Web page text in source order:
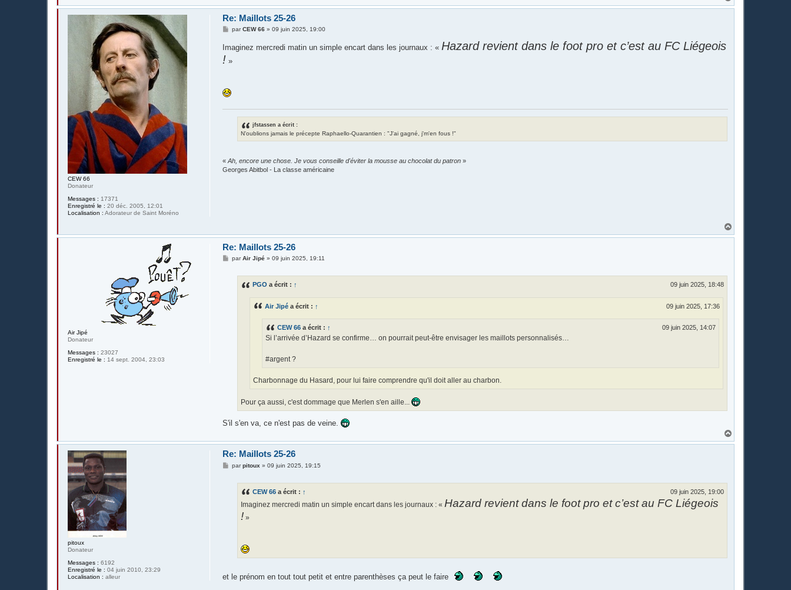
a
CEW 66
Donateur
Messages : 17371
Enregistré le : 20 déc. 2005, 12:01
Localisation : Adorateur de Saint Moréno
Re: Maillots 25-26
M
s
g
parCEW 66 »09 juin 2025, 19:00
Imaginez mercredi matin un simple encart dans les journaux : «Hazard revient dans le foot pro et c’est au FC Liégeois
! »
jfstassen a écrit :
N'oublions jamais le précepte Raphaello-Quarantien : "J'ai gagné, j'm'en fous !"
«Ah, encore une chose. Je vous conseille d'éviter la mousse au chocolat du patron »
Georges Abitbol - La classe américaine
a
Air Jipé
Donateur
Messages : 23027
Enregistré le : 14 sept. 2004, 23:03
Re: Maillots 25-26
MparAir Jipé »09 juin 2025, 19:11
PGO a écrit : ↑ 09 juin 2025, 18:48
Air Jipé a écrit : ↑ 09 juin 2025, 17:36
CEW 66 a écrit : ↑ 09 juin 2025, 14:07
Si l’arrivée d’Hazard se confirme… on pourrait peut-être envisager les maillots personnalisés…
#argent ?
Charbonnage du Hasard, pour lui faire comprendre qu'il doit aller au charbon.
Pour ça aussi, c'est dommage que Merlen s'en aille...
S'il s'en va, ce n'est pas de veine.
a
pitoux
Donateur
Messages : 6192
Enregistré le : 04 juin 2010, 23:29
Localisation : alleur
Re: Maillots 25-26
Mparpitoux »09 juin 2025, 19:15
CEW 66 a écrit : ↑ 09 juin 2025, 19:00
Imaginez mercredi matin un simple encart dans les journaux : «Hazard revient dans le foot pro et c’est au FC Liégeois
! »
et le prénom en tout tout petit et entre parenthèses ça peut le faire